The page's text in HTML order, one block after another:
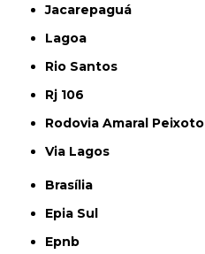
Jacarepaguá
Lagoa
Rio Santos
Rj 106
Rodovia Amaral Peixoto
Via Lagos
Brasília
Epia Sul
Epnb